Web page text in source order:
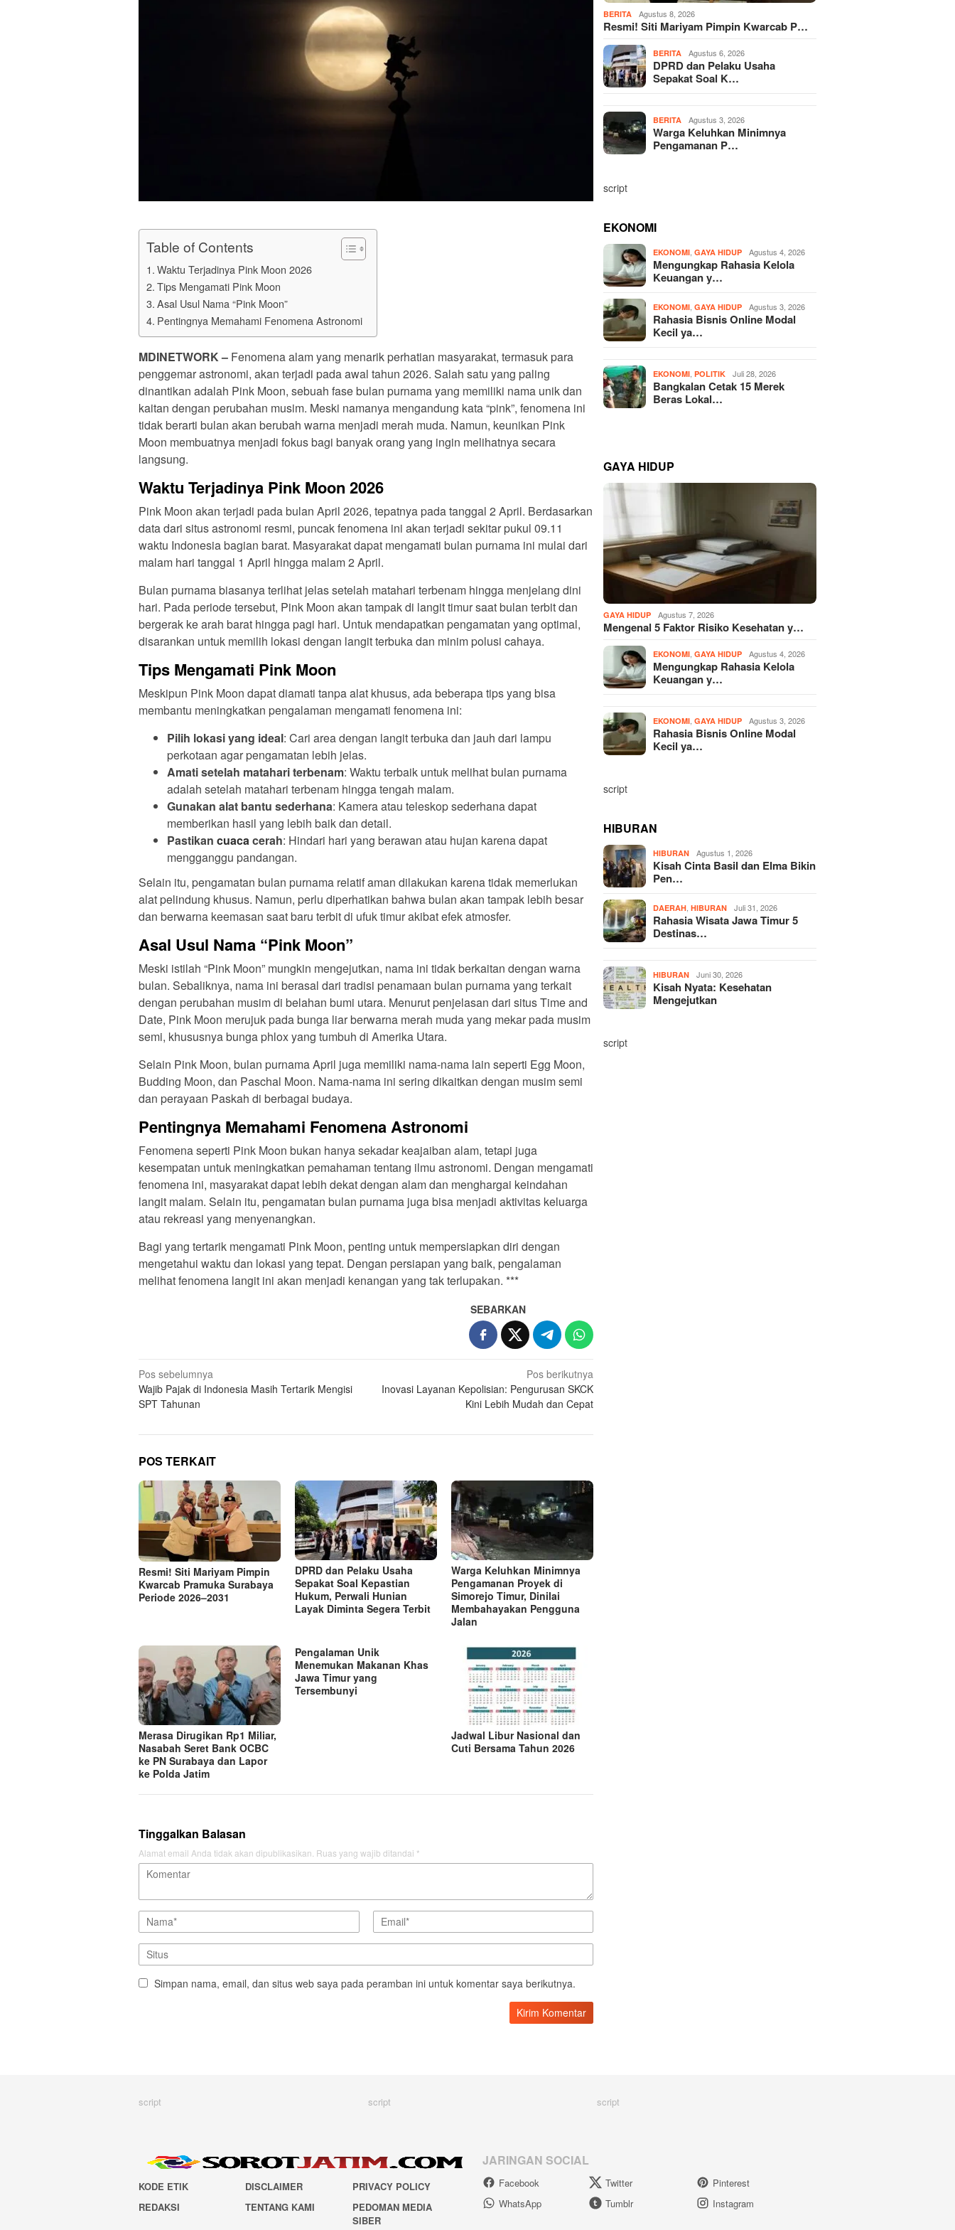
Table of Contents
Waktu Terjadinya Pink Moon 2026
Tips Mengamati Pink Moon
Asal Usul Nama “Pink Moon”
Pentingnya Memahami Fenomena Astronomi
MDINETWORK– Fenomena alam yang menarik perhatian masyarakat, termasuk para
penggemar astronomi, akan terjadi pada awal tahun 2026. Salah satu yang paling
dinantikan adalah Pink Moon, sebuah fase bulan purnama yang memiliki nama unik dan
kaitan dengan perubahan musim. Meski namanya mengandung kata “pink”, fenomena ini
tidak berarti bulan akan berubah warna menjadi merah muda. Namun, keunikan Pink
Moon membuatnya menjadi fokus bagi banyak orang yang ingin melihatnya secara
langsung.
Waktu Terjadinya Pink Moon 2026
Pink Moon akan terjadi pada bulan April 2026, tepatnya pada tanggal 2 April. Berdasarkan
data dari situs astronomi resmi, puncak fenomena ini akan terjadi sekitar pukul 09.11
waktu Indonesia bagian barat. Masyarakat dapat mengamati bulan purnama ini mulai dari
malam hari tanggal 1 April hingga malam 2 April.
Bulan purnama biasanya terlihat jelas setelah matahari terbenam hingga menjelang dini
hari. Pada periode tersebut, Pink Moon akan tampak di langit timur saat bulan terbit dan
bergerak ke arah barat hingga pagi hari. Untuk mendapatkan pengamatan yang optimal,
disarankan untuk memilih lokasi dengan langit terbuka dan minim polusi cahaya.
Tips Mengamati Pink Moon
Meskipun Pink Moon dapat diamati tanpa alat khusus, ada beberapa tips yang bisa
membantu meningkatkan pengalaman mengamati fenomena ini:
Pilih lokasi yang ideal: Cari area dengan langit terbuka dan jauh dari lampu
perkotaan agar pengamatan lebih jelas.
Amati setelah matahari terbenam: Waktu terbaik untuk melihat bulan purnama
adalah setelah matahari terbenam hingga tengah malam.
Gunakan alat bantu sederhana: Kamera atau teleskop sederhana dapat
memberikan hasil yang lebih baik dan detail.
Pastikan cuacacerah: Hindari hari yang berawan atau hujan karena dapat
mengganggu pandangan.
Selain itu, pengamatan bulan purnama relatif aman dilakukan karena tidak memerlukan
alat pelindung khusus. Namun, perlu diperhatikan bahwa bulan akan tampak lebih besar
dan berwarna keemasan saat baru terbit di ufuk timur akibat efek atmosfer.
Asal Usul Nama “Pink Moon”
Meski istilah “Pink Moon” mungkin mengejutkan, nama ini tidak berkaitan dengan warna
bulan. Sebaliknya, nama ini berasal dari tradisi penamaan bulan purnama yang terkait
dengan perubahan musim di belahan bumi utara. Menurut penjelasan dari situs Time and
Date, Pink Moon merujuk pada bunga liar berwarna merah muda yang mekar pada musim
semi, khususnya bunga phlox yang tumbuh di Amerika Utara.
Selain Pink Moon, bulan purnama April juga memiliki nama-nama lain seperti Egg Moon,
Budding Moon, dan Paschal Moon. Nama-nama ini sering dikaitkan dengan musim semi
dan perayaan Paskah di berbagai budaya.
Pentingnya Memahami Fenomena Astronomi
Fenomena seperti Pink Moon bukan hanya sekadar keajaiban alam, tetapi juga
kesempatan untuk meningkatkan pemahaman tentang ilmu astronomi. Dengan mengamati
fenomena ini, masyarakat dapat lebih dekat dengan alam dan menghargai keindahan
langit malam. Selain itu, pengamatan bulan purnama juga bisa menjadi aktivitas keluarga
atau rekreasi yang menyenangkan.
Bagi yang tertarik mengamati Pink Moon, penting untuk mempersiapkan diri dengan
mengetahui waktu dan lokasi yang tepat. Dengan persiapan yang baik, pengalaman
melihat fenomena langit ini akan menjadi kenangan yang tak terlupakan. ***
SEBARKAN
N
a
v
i
g
a
s
i
p
o
s
Pos sebelumnya
Wajib Pajak di Indonesia Masih Tertarik Mengisi
SPT Tahunan
Pos berikutnya
Inovasi Layanan Kepolisian: Pengurusan SKCK
Kini Lebih Mudah dan Cepat
POS TERKAIT
Resmi! Siti Mariyam Pimpin
Kwarcab Pramuka Surabaya
Periode 2026–2031
DPRD dan Pelaku Usaha
Sepakat Soal Kepastian
Hukum, Perwali Hunian
Layak Diminta Segera Terbit
Warga Keluhkan Minimnya
Pengamanan Proyek di
Simorejo Timur, Dinilai
Membahayakan Pengguna
Jalan
Merasa Dirugikan Rp1 Miliar,
Nasabah Seret Bank OCBC
ke PN Surabaya dan Lapor
ke Polda Jatim
Pengalaman Unik
Menemukan Makanan Khas
Jawa Timur yang
Tersembunyi
Jadwal Libur Nasional dan
Cuti Bersama Tahun 2026
Tinggalkan Balasan
Alamat email Anda tidak akan dipublikasikan. Ruas yang wajib ditandai *
Simpan nama, email, dan situs web saya pada peramban ini untuk komentar saya berikutnya.
BERITA Agustus 8, 2026
Resmi! Siti Mariyam Pimpin Kwarcab P…
BERITA Agustus 6, 2026
DPRD dan Pelaku Usaha
Sepakat Soal K…
BERITA Agustus 3, 2026
Warga Keluhkan Minimnya
Pengamanan P…
script
EKONOMI
EKONOMI ,GAYA HIDUP Agustus 4, 2026
Mengungkap Rahasia Kelola
Keuangan y…
EKONOMI ,GAYA HIDUP Agustus 3, 2026
Rahasia Bisnis Online Modal
Kecil ya…
EKONOMI ,POLITIK Juli 28, 2026
Bangkalan Cetak 15 Merek
Beras Lokal…
GAYA HIDUP
GAYA HIDUP Agustus 7, 2026
Mengenal 5 Faktor Risiko Kesehatan y…
EKONOMI ,GAYA HIDUP Agustus 4, 2026
Mengungkap Rahasia Kelola
Keuangan y…
EKONOMI ,GAYA HIDUP Agustus 3, 2026
Rahasia Bisnis Online Modal
Kecil ya…
script
HIBURAN
HIBURAN Agustus 1, 2026
Kisah Cinta Basil dan Elma Bikin
Pen…
DAERAH ,HIBURAN Juli 31, 2026
Rahasia Wisata Jawa Timur 5
Destinas…
HIBURAN Juni 30, 2026
Kisah Nyata: Kesehatan
Mengejutkan
script
script script script
KODE ETIK DISCLAIMER
PRIVACY POLICY
REDAKSI
TENTANG KAMI
PEDOMAN MEDIA
SIBER
JARINGAN SOCIAL
Facebook Twitter
Pinterest
WhatsApp
Tumblr Instagram